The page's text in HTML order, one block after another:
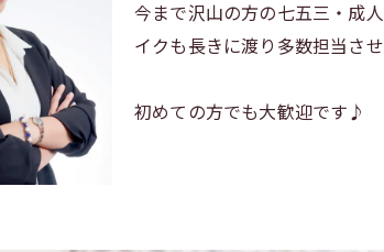
今まで沢山の方の七五三・成
イクも長きに渡り多数担当さ
初めての方でも大歓迎です♪